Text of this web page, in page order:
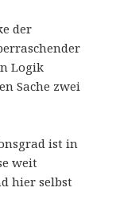
der
Logik
Sache zwei
ist in
weit
hier selbst